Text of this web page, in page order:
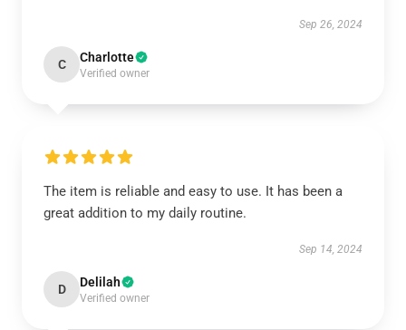
Sep 26, 2024
C Charlotte
Verified owner
The item is reliable and easy to use. It has been a
great addition to my daily routine.
Sep 14, 2024
D Delilah
Verified owner